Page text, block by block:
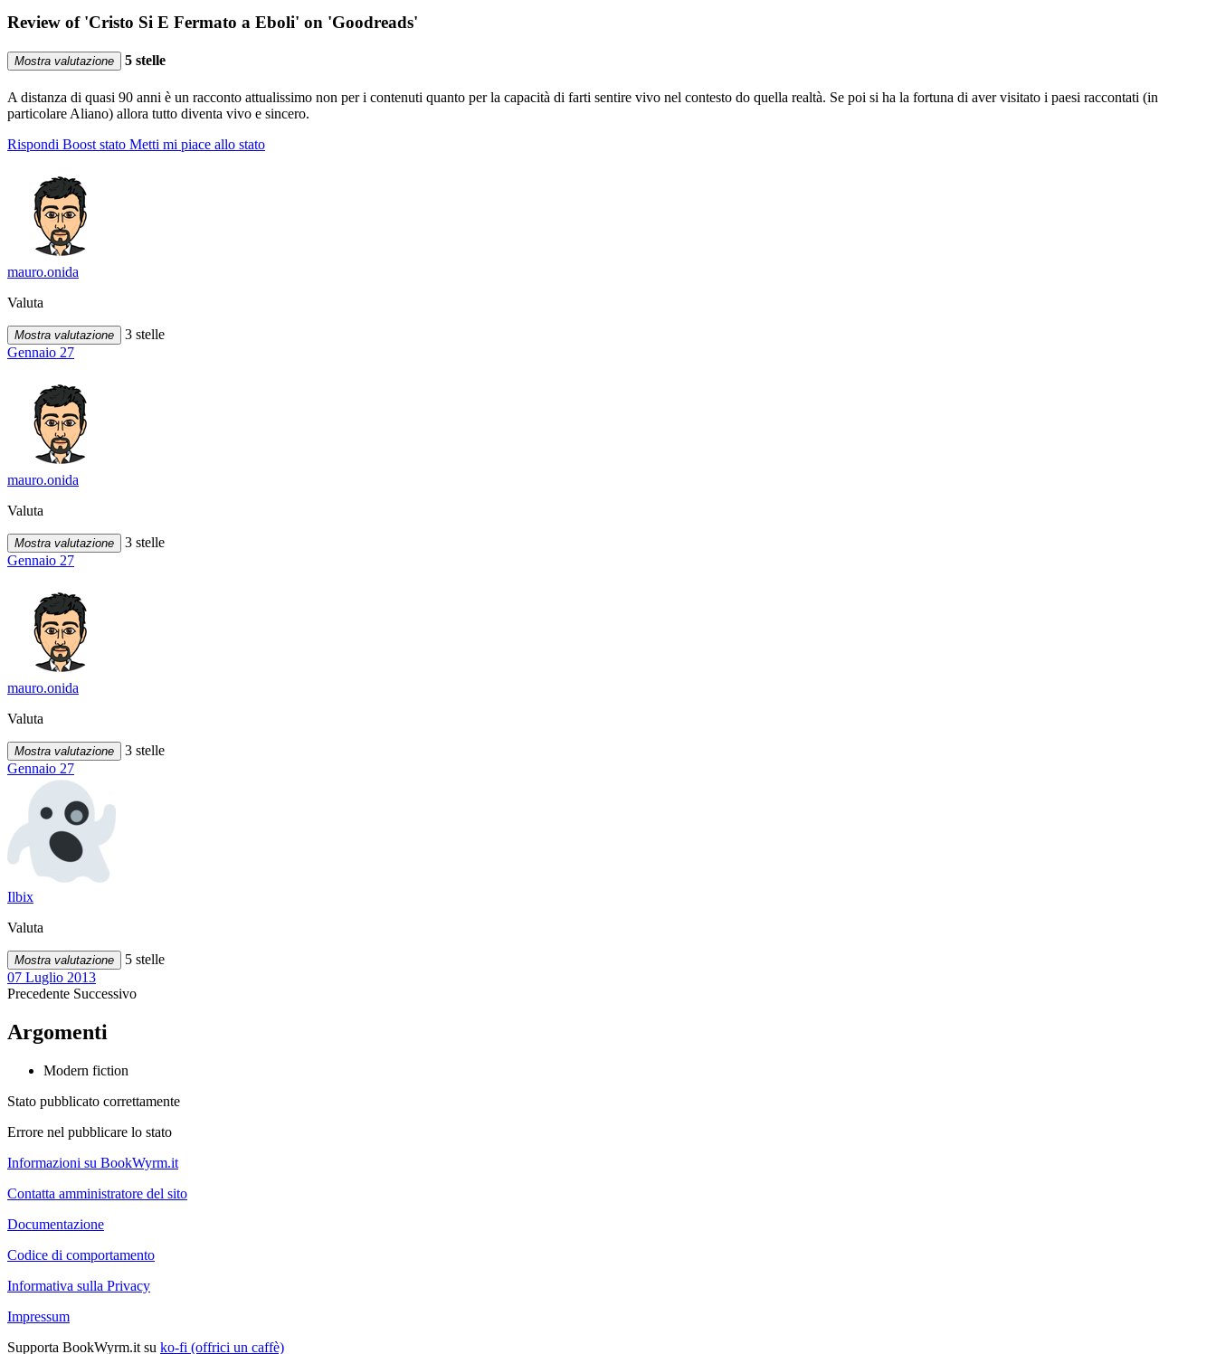
Review of 'Cristo Si E Fermato a Eboli' on 'Goodreads'
Mostra valutazione 5 stelle
A distanza di quasi 90 anni è un racconto attualissimo non per i contenuti quanto per la capacità di farti sentire vivo nel contesto do quella realtà. Se poi si ha la fortuna di aver visitato i paesi raccontati (in
particolare Aliano) allora tutto diventa vivo e sincero.
Rispondi Boost stato Metti mi piace allo stato
mauro.onida
Valuta
Mostra valutazione
3 stelle
Gennaio 27
mauro.onida
Valuta
Mostra valutazione
3 stelle
Gennaio 27
mauro.onida
Valuta
Mostra valutazione
3 stelle
Gennaio 27
Ilbix
Valuta
Mostra valutazione
5 stelle
07 Luglio 2013
Precedente Successivo
Argomenti
Modern fiction
Stato pubblicato correttamente
Errore nel pubblicare lo stato
Informazioni su BookWyrm.it
Contatta amministratore del sito
Documentazione
Codice di comportamento
Informativa sulla Privacy
Impressum
Supporta BookWyrm.it su ko-fi (offrici un caffè)